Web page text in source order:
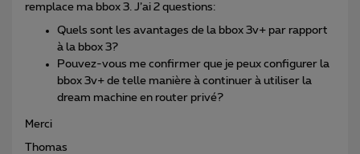
remplace ma bbox 3. J’ai 2 questions:
Quels sont les avantages de la bbox 3v+ par rapport
à la bbox 3?
Pouvez-vous me confirmer que je peux configurer la
bbox 3v+ de telle manière à continuer à utiliser la
dream machine en router privé?
Merci
Thomas